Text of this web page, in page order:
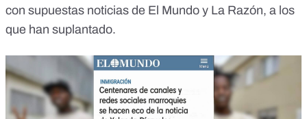
con supuestas noticias de El Mundo y La Razón, a los
que han suplantado.